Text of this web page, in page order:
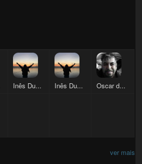
Inês Du... Inês Du... Oscar d...
ver mais